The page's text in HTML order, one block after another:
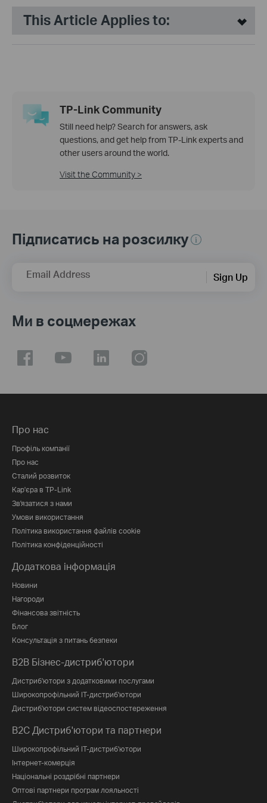
This Article Applies to:
TP-Link Community
Still need help? Search for answers, ask
questions, and get help from TP-Link experts and
other users around the world.
Visit the Community >
Підписатись на розсилку
Email Address Sign Up
Ми в соцмережах
Про нас
Профіль компанії
Про нас
Сталий розвиток
Кар'єра в TP-Link
Зв'язатися з нами
Умови використання
Політика використання файлів cookie
Політика конфіденційності
Додаткова інформація
Новини
Нагороди
Фінансова звітність
Блог
Консультація з питань безпеки
B2B Бізнес-дистриб'ютори
Дистриб'ютори з додатковими послугами
Широкопрофільний IT-дистриб'ютори
Дистриб'ютори систем відеоспостереження
B2C Дистриб'ютори та партнери
Широкопрофільний IT-дистриб'ютори
Інтернет-комерція
Національні роздрібні партнери
Оптові партнери програм лояльності